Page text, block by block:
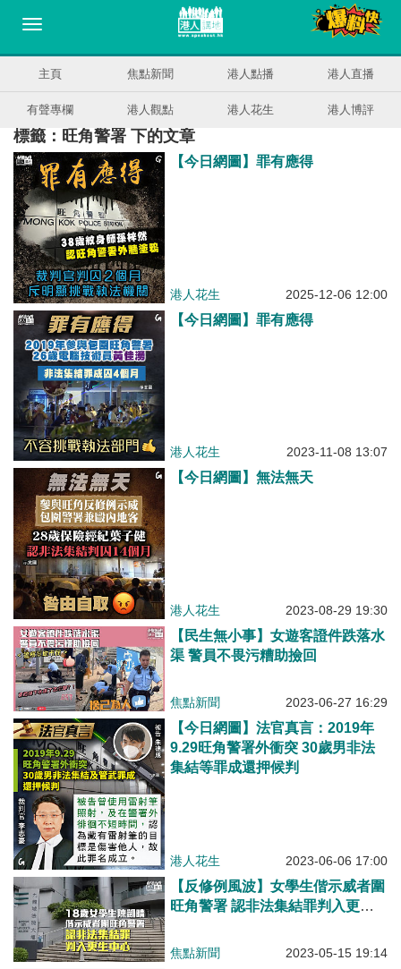
主頁 焦點新聞 港人點播 港人直播
有聲專欄 港人觀點 港人花生 港人博評
標籤：旺角警署 下的文章
【今日網圖】罪有應得
港人花生 2025-12-06 12:00
【今日網圖】罪有應得
港人花生 2023-11-08 13:07
【今日網圖】無法無天
港人花生 2023-08-29 19:30
【民生無小事】女遊客證件跌落水
渠 警員不畏污糟助撿回
焦點新聞 2023-06-27 16:29
【今日網圖】法官真言：2019年
9.29旺角警署外衝突 30歲男非法
集結等罪成還押候判
港人花生 2023-06-06 17:00
【反修例風波】女學生偕示威者圍
旺角警署 認非法集結罪判入更生
焦點新聞 2023-05-15 19:14